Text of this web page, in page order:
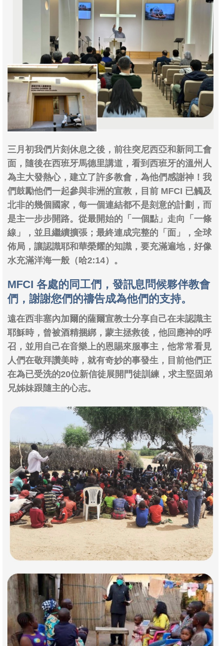
三月初我們片刻休息之後，前往突尼西亞和新同工會
面，隨後在西班牙馬德里講道，看到西班牙的溫州人
為主大發熱心，建立了許多教會，為他們感謝神！我
們鼓勵他們一起參與非洲的宣教，目前 MFCI 已觸及
北非的幾個國家，每一個連結都不是刻意的計劃，而
是主一步步開路。從最開始的「一個點」走向「一條
線」，並且繼續擴張；最終連成完整的「面」，全球
佈局，讓認識耶和華榮耀的知識，要充滿遍地，好像
水充滿洋海一般（哈2:14）。
MFCI 各處的同工們，發訊息問候夥伴教會
們，謝謝您們的禱告成為他們的支持。
遠在西非塞內加爾的薩爾宣教士分享自己在未認識主
耶穌時，曾被酒精捆綁，蒙主拯救後，他回應神的呼
召，並用自己在音樂上的恩賜來服事主，他常常看見
人們在敬拜讚美時，就有奇妙的事發生，目前他們正
在為已受洗的20位新信徒展開門徒訓練，求主堅固弟
兄姊妹跟隨主的心志。